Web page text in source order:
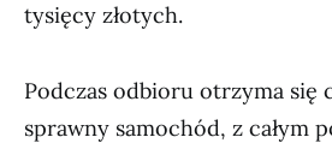
tysięcy złotych.
Podczas odbioru otrzyma się
sprawny samochód, z całym